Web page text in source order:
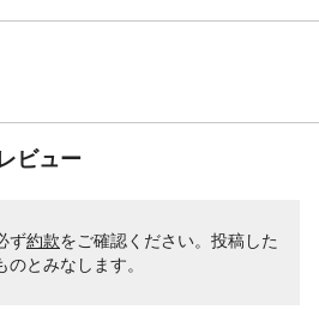
ビュー
ず約款をご確認ください。投稿した
とみなします。